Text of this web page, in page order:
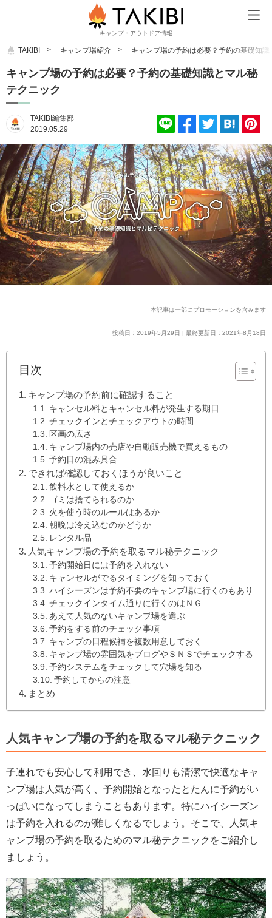
キャンプ・アウトドア情報
TAKIBI キャンプ場紹介 キャンプ場の予約は必要？予約の基礎知
キャンプ場の予約は必要？予約の基礎知識とマル秘
テクニック
TAKIBI編集部
2019.05.29
本記事は一部にプロモーションを含みます
投稿日：2019年5月29日 | 最終更新日：2021年8月18日
目次
キャンプ場の予約前に確認すること
キャンセル料とキャンセル料が発生する期日
チェックインとチェックアウトの時間
区画の広さ
キャンプ場内の売店や自動販売機で買えるもの
予約日の混み具合
できれば確認しておくほうが良いこと
飲料水として使えるか
ゴミは捨てられるのか
火を使う時のルールはあるか
朝晩は冷え込むのかどうか
レンタル品
人気キャンプ場の予約を取るマル秘テクニック
予約開始日には予約を入れない
キャンセルがでるタイミングを知っておく
ハイシーズンは予約不要のキャンプ場に行くのもあり
チェックインタイム通りに行くのはＮＧ
あえて人気のないキャンプ場を選ぶ
予約をする前のチェック事項
キャンプの日程候補を複数用意しておく
キャンプ場の雰囲気をブログやＳＮＳでチェックする
予約システムをチェックして穴場を知る
予約してからの注意
まとめ
人気キャンプ場の予約を取るマル秘テクニック
子連れでも安心して利用でき、水回りも清潔で快適なキャ
ンプ場は人気が高く、予約開始となったとたんに予約がい
っぱいになってしまうこともあります。特にハイシーズン
は予約を入れるのが難しくなるでしょう。そこで、人気キ
ャンプ場の予約を取るためのマル秘テクニックをご紹介し
ましょう。